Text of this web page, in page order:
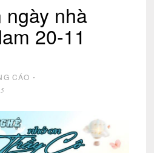
ngày nhà
20-11
CÁO ⋅